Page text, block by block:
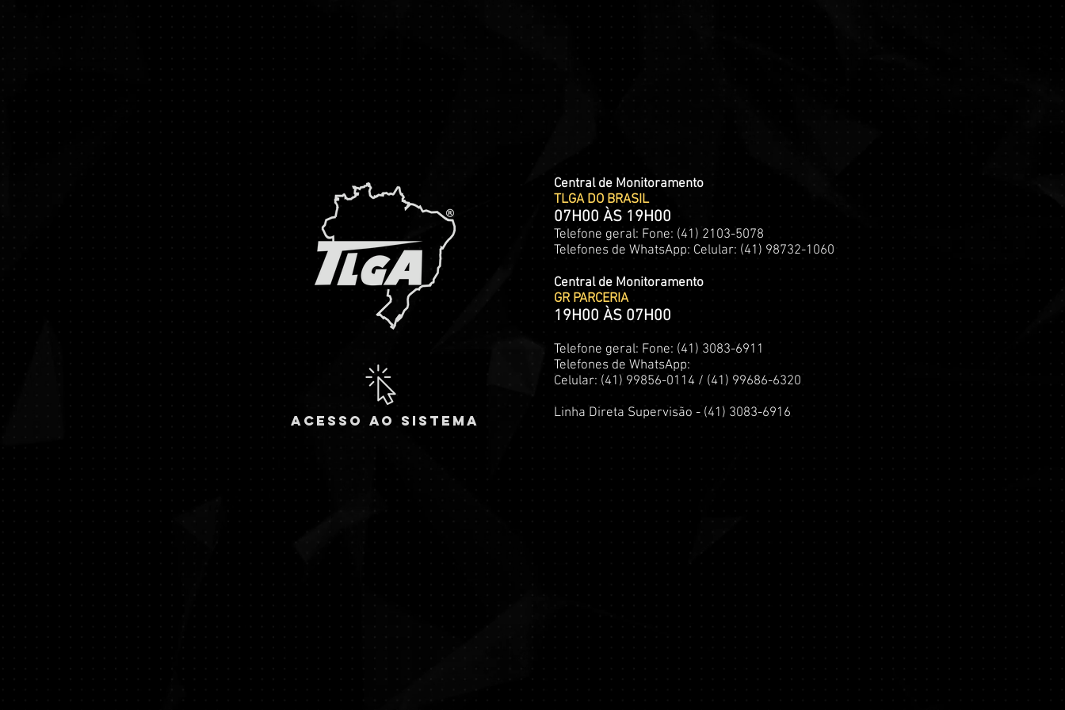
aCESSO AO SISTEMA
Central de Monitoramento
TLGA DO BRASIL
07H00 ÀS 19H00
Telefone geral: Fone: (41) 2103-5078
Telefones de WhatsApp: Celular: (41) 98732-1060
Central de Monitoramento
GR PARCERIA
19H00 ÀS 07H00
Telefone geral: Fone: (41) 3083-6911
Telefones de WhatsApp:
Celular: (41) 99856-0114 / (41) 99686-6320
Linha Direta Supervisão - (41) 3083-6916